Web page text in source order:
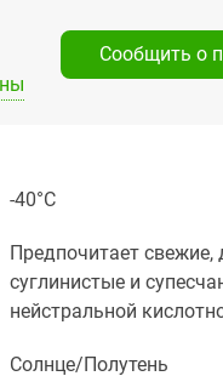
Сообщить о
-40°C
Предпочитает свежие,
суглинистые и
нейстральной
Солнце/Полутень